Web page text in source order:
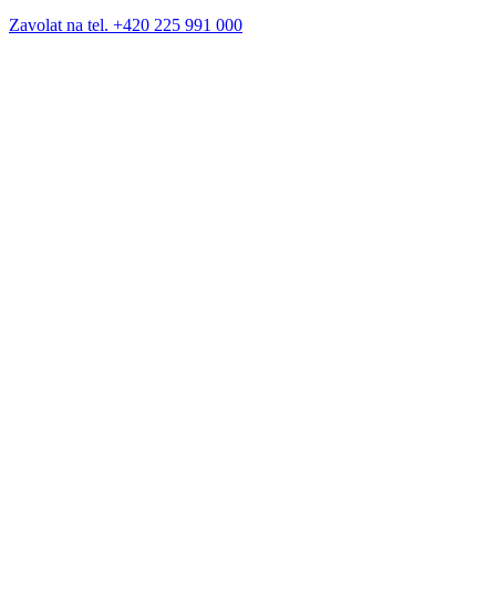
Zavolat na tel. +420 225 991 000